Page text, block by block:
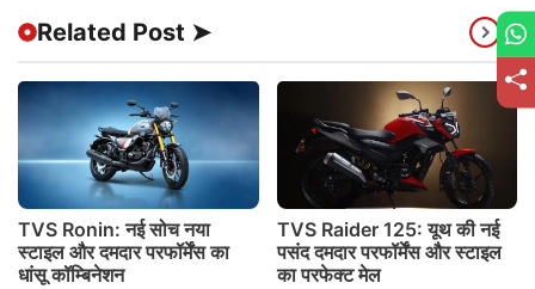
Related Post ➤
TVS Ronin: नई सोच नया
स्टाइल और दमदार परफॉर्मेंस का
धांसू कॉम्बिनेशन
TVS Raider 125: यूथ की नई
पसंद दमदार परफॉर्मेंस और स्टाइल
का परफेक्ट मेल